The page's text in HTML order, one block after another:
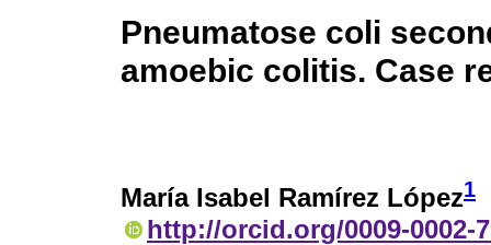
Pneumatose coli
amoebic colitis. Case
María Isabel Ramírez López1
http://orcid.org/0009-0002-